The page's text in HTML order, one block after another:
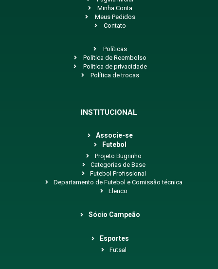
Minha Conta
Meus Pedidos
Contato
Políticas
Política de Reembolso
Política de privacidade
Política de trocas
INSTITUCIONAL
Associe-se
Futebol
Projeto Bugrinho
Categorias de Base
Futebol Profissional
Departamento de Futebol e Comissão técnica
Elenco
Sócio Campeão
Esportes
Futsal